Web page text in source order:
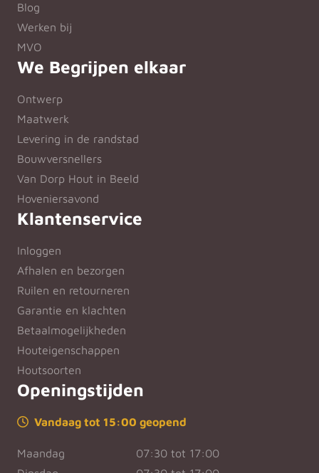
Blog
Werken bij
MVO
We Begrijpen elkaar
Ontwerp
Maatwerk
Levering in de randstad
Bouwversnellers
Van Dorp Hout in Beeld
Hoveniersavond
Klantenservice
Inloggen
Afhalen en bezorgen
Ruilen en retourneren
Garantie en klachten
Betaalmogelijkheden
Houteigenschappen
Houtsoorten
Openingstijden
Vandaag tot 15:00 geopend
Maandag
07:30 tot 17:00